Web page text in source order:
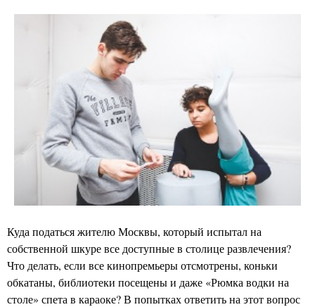
Куда податься жителю Москвы, который испытал на
собственной шкуре все доступные в столице развлечения?
Что делать, если все кинопремьеры отсмотрены, коньки
обкатаны, библиотеки посещены и даже «Рюмка водки на
столе» спета в караоке? В попытках ответить на этот вопрос